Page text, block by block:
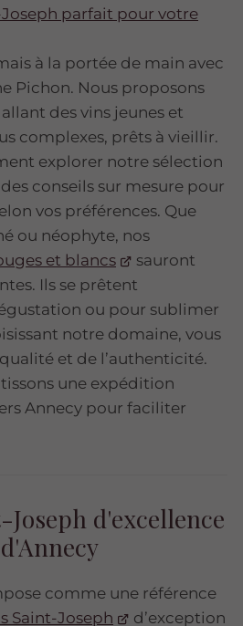
parfait pour votre
à la portée de main avec
Pichon. Nous proposons
des vins jeunes et
complexes, prêts à vieillir.
explorer notre sélection
conseils sur mesure pour
vos préférences. Que
ou néophyte, nos
et blancs
sauront
Ils se prêtent
ou pour sublimer
notre domaine, vous
et de l’authenticité.
une expédition
Annecy pour faciliter
Joseph d'excellence
comme une référence
Saint-Joseph
d’exception